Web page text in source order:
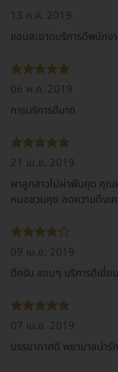
13 ก.ค. 2019
ชอบสะอาดบริการดีพนักง
06 พ.ค. 2019
การบริการดีมาก
21 เม.ย. 2019
พาลูกสาวไปผ่าฟันคุด คุณ
หมอชวนคุย ลดความตึงเค
09 เม.ย. 2019
ดีครับ ชอบๆ บริการดีเยี่
07 เม.ย. 2019
บรรยากาศดี พยาบาลน่า